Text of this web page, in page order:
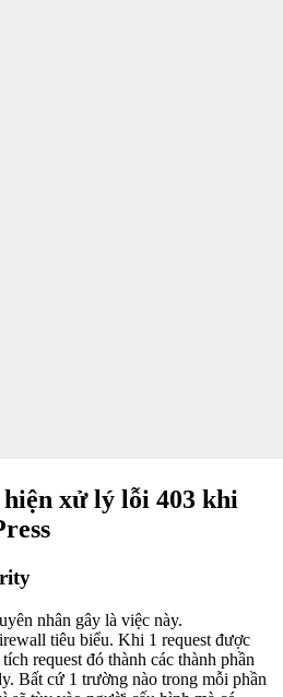
xử lý lỗi 403 khi
nhân gây là việc này.
tiêu biểu. Khi 1 request được
request đó thành các thành phần
Bất cứ 1 trường nào trong mỗi phần